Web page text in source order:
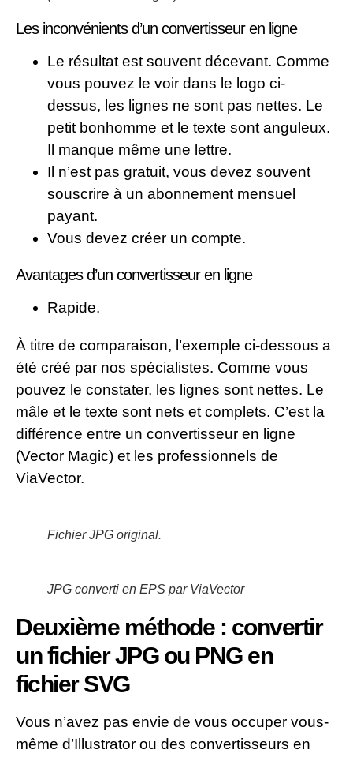
Les inconvénients d’un convertisseur en ligne
Le résultat est souvent décevant. Comme
vous pouvez le voir dans le logo ci-
dessus, les lignes ne sont pas nettes. Le
petit bonhomme et le texte sont anguleux.
Il manque même une lettre.
Il n’est pas gratuit, vous devez souvent
souscrire à un abonnement mensuel
payant.
Vous devez créer un compte.
Avantages d’un convertisseur en ligne
Rapide.
À titre de comparaison, l’exemple ci-dessous a
été créé par nos spécialistes. Comme vous
pouvez le constater, les lignes sont nettes. Le
mâle et le texte sont nets et complets. C’est la
différence entre un convertisseur en ligne
(Vector Magic) et les professionnels de
ViaVector.
Fichier JPG original.
JPG converti en EPS par ViaVector
Deuxième méthode : convertir
un fichier JPG ou PNG en
fichier SVG
Vous n’avez pas envie de vous occuper vous-
même d’Illustrator ou des convertisseurs en